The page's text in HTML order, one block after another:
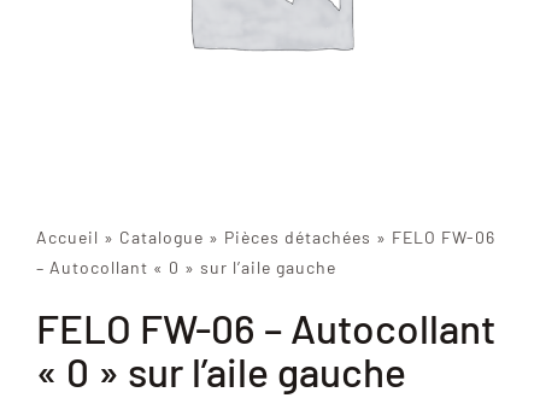
Accueil » Catalogue » Pièces détachées » FELO FW-06
– Autocollant « 0 » sur l’aile gauche
FELO FW-06 – Autocollant
« 0 » sur l’aile gauche